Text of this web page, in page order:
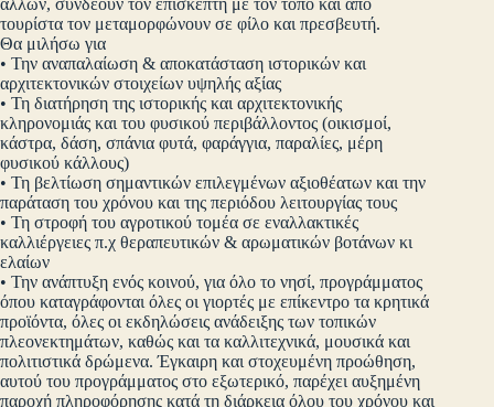
τουρίστα τον μεταμορφώνουν σε φίλο και πρεσβευτή.
Θα μιλήσω για
• Την αναπαλαίωση & αποκατάσταση ιστορικών και
αρχιτεκτονικών στοιχείων υψηλής αξίας
• Τη διατήρηση της ιστορικής και αρχιτεκτονικής
κληρονομιάς και του φυσικού περιβάλλοντος (οικισμοί,
κάστρα, δάση, σπάνια φυτά, φαράγγια, παραλίες, μέρη
φυσικού κάλλους)
• Τη βελτίωση σημαντικών επιλεγμένων αξιοθέατων και την
παράταση του χρόνου και της περιόδου λειτουργίας τους
• Τη στροφή του αγροτικού τομέα σε εναλλακτικές
καλλιέργειες π.χ θεραπευτικών & αρωματικών βοτάνων κι
ελαίων
• Την ανάπτυξη ενός κοινού, για όλο το νησί, προγράμματος
όπου καταγράφονται όλες οι γιορτές με επίκεντρο τα κρητικά
προϊόντα, όλες οι εκδηλώσεις ανάδειξης των τοπικών
πλεονεκτημάτων, καθώς και τα καλλιτεχνικά, μουσικά και
πολιτιστικά δρώμενα. Έγκαιρη και στοχευμένη προώθηση,
αυτού του προγράμματος στο εξωτερικό, παρέχει αυξημένη
παροχή πληροφόρησης κατά τη διάρκεια όλου του χρόνου και